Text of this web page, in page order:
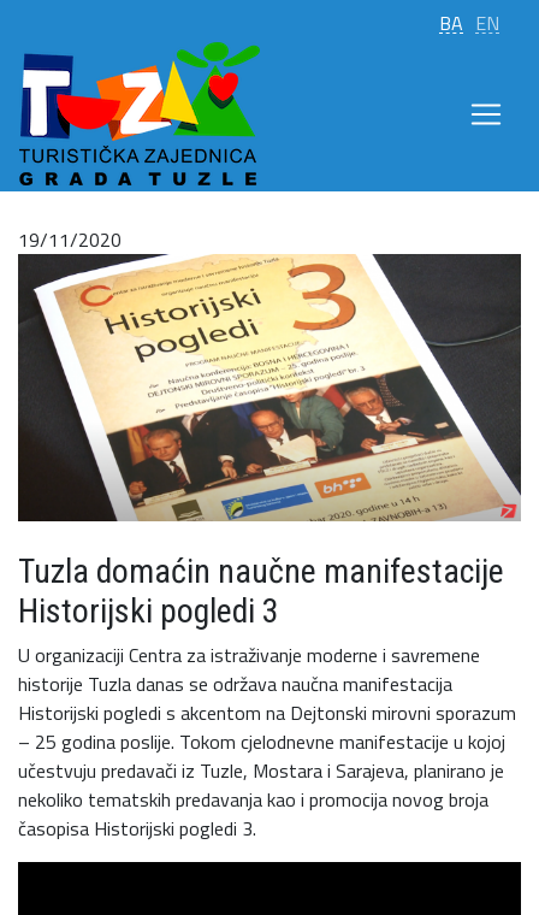
BA EN
19/11/2020
Tuzla domaćin naučne manifestacije
Historijski pogledi 3
U organizaciji Centra za istraživanje moderne i savremene
historije Tuzla danas se održava naučna manifestacija
Historijski pogledi s akcentom na Dejtonski mirovni sporazum
– 25 godina poslije. Tokom cjelodnevne manifestacije u kojoj
učestvuju predavači iz Tuzle, Mostara i Sarajeva, planirano je
nekoliko tematskih predavanja kao i promocija novog broja
časopisa Historijski pogledi 3.